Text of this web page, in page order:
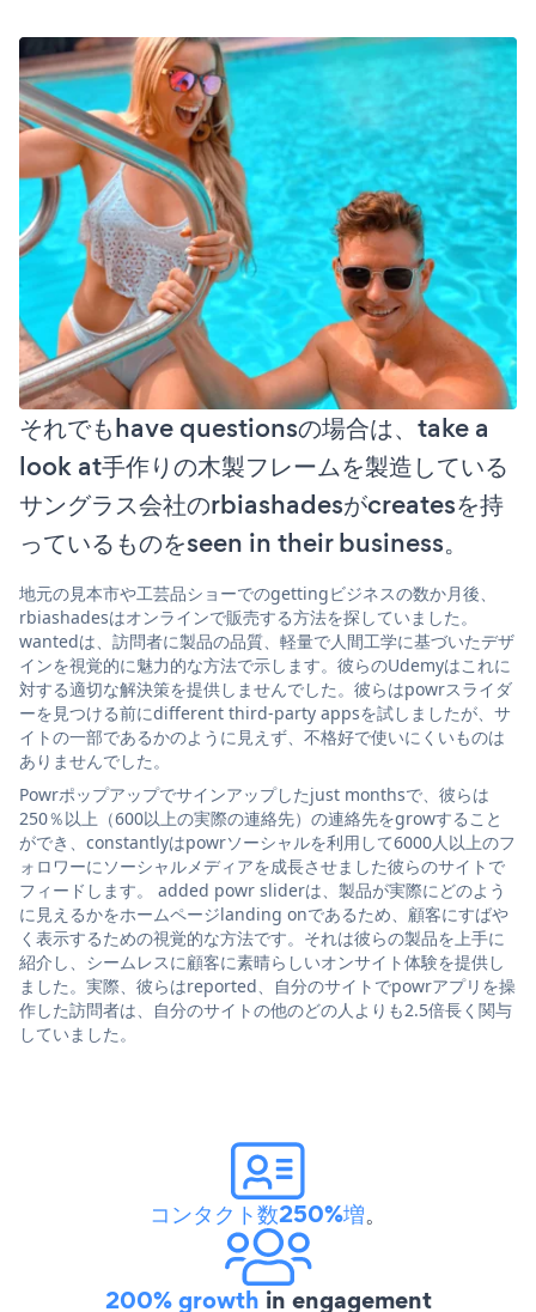
それでもhave questionsの場合は、take a
look at手作りの木製フレームを製造している
サングラス会社のrbiashadesがcreatesを持
っているものをseen in their business。
地元の見本市や工芸品ショーでのgettingビジネスの数か月後、
rbiashadesはオンラインで販売する方法を探していました。
wantedは、訪問者に製品の品質、軽量で人間工学に基づいたデザ
インを視覚的に魅力的な方法で示します。彼らのUdemyはこれに
対する適切な解決策を提供しませんでした。彼らはpowrスライダ
ーを見つける前にdifferent third-party appsを試しましたが、サ
イトの一部であるかのように見えず、不格好で使いにくいものは
ありませんでした。
Powrポップアップでサインアップしたjust monthsで、彼らは
250％以上（600以上の実際の連絡先）の連絡先をgrowすること
ができ、constantlyはpowrソーシャルを利用して6000人以上のフ
ォロワーにソーシャルメディアを成長させました彼らのサイトで
フィードします。 added powr sliderは、製品が実際にどのよう
に見えるかをホームページlanding onであるため、顧客にすばや
く表示するための視覚的な方法です。それは彼らの製品を上手に
紹介し、シームレスに顧客に素晴らしいオンサイト体験を提供し
ました。実際、彼らはreported、自分のサイトでpowrアプリを操
作した訪問者は、自分のサイトの他のどの人よりも2.5倍長く関与
していました。
コンタクト数250%増。
200% growth in engagement